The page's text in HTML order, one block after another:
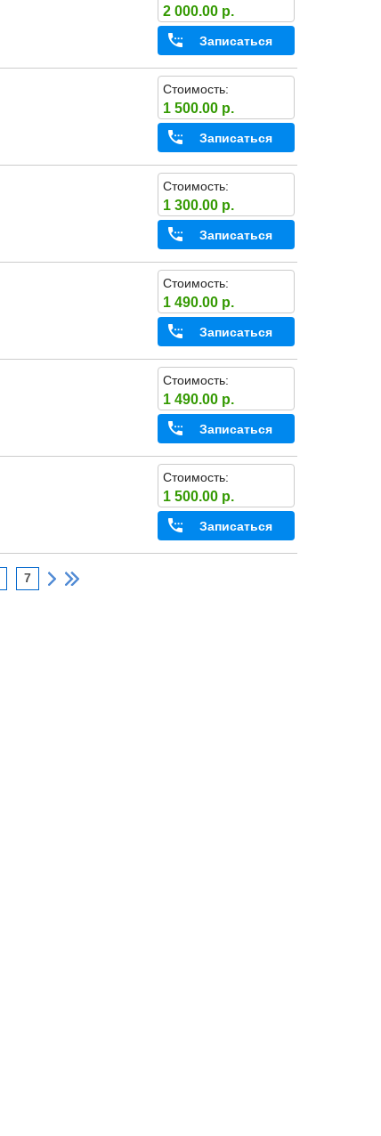
2 000.00 р.
Записаться
Стоимость:
1 500.00 р.
Записаться
Стоимость:
1 300.00 р.
Записаться
Стоимость:
1 490.00 р.
Записаться
Стоимость:
1 490.00 р.
Записаться
Стоимость:
1 500.00 р.
Записаться
7